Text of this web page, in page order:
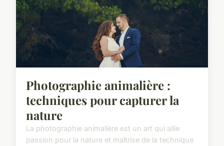
Photographie animalière :
techniques pour capturer la
nature
La photographie animalière est un art qui allie
passion pour la nature et maîtrise de la technique